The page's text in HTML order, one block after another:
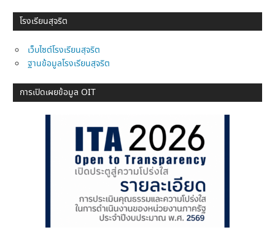
โรงเรียนสุจริต
เว็บไซต์โรงเรียนสุจริต
ฐานข้อมูลโรงเรียนสุจริต
การเปิดเผยข้อมูล OIT